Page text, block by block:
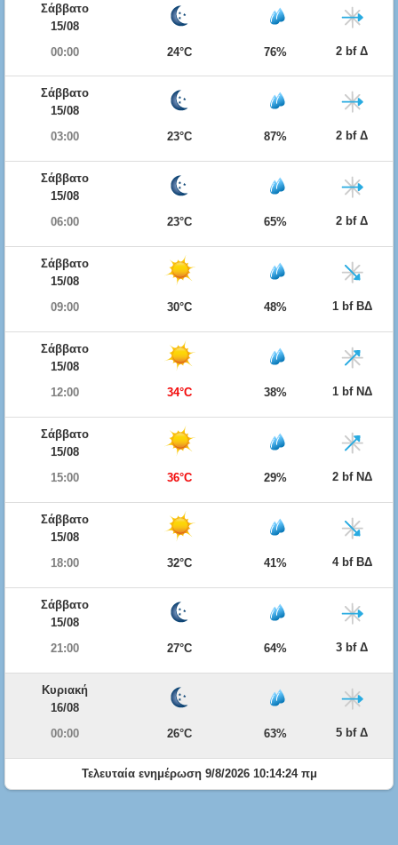
Σάββατο
15/08
00:00
24°C 76% 2 bf Δ
Σάββατο
15/08
03:00
23°C 87% 2 bf Δ
Σάββατο
15/08
06:00
23°C 65% 2 bf Δ
Σάββατο
15/08
09:00
30°C 48% 1 bf ΒΔ
Σάββατο
15/08
12:00
34°C 38% 1 bf ΝΔ
Σάββατο
15/08
15:00
36°C 29% 2 bf ΝΔ
Σάββατο
15/08
18:00
32°C 41% 4 bf ΒΔ
Σάββατο
15/08
21:00
27°C 64% 3 bf Δ
Κυριακή
16/08
00:00
26°C 63% 5 bf Δ
Τελευταία ενημέρωση 9/8/2026 10:14:24 πμ